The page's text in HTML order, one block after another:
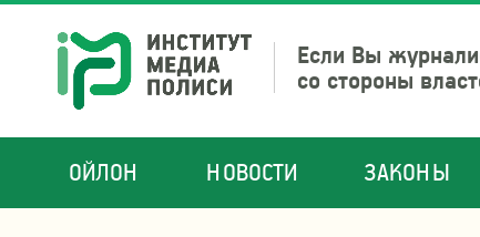
Если Вы
со стороны
ОЙЛОН НОВОСТИ ЗАКОНЫ